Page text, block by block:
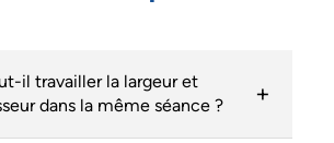
il travailler la largeur et
dans la même séance ?